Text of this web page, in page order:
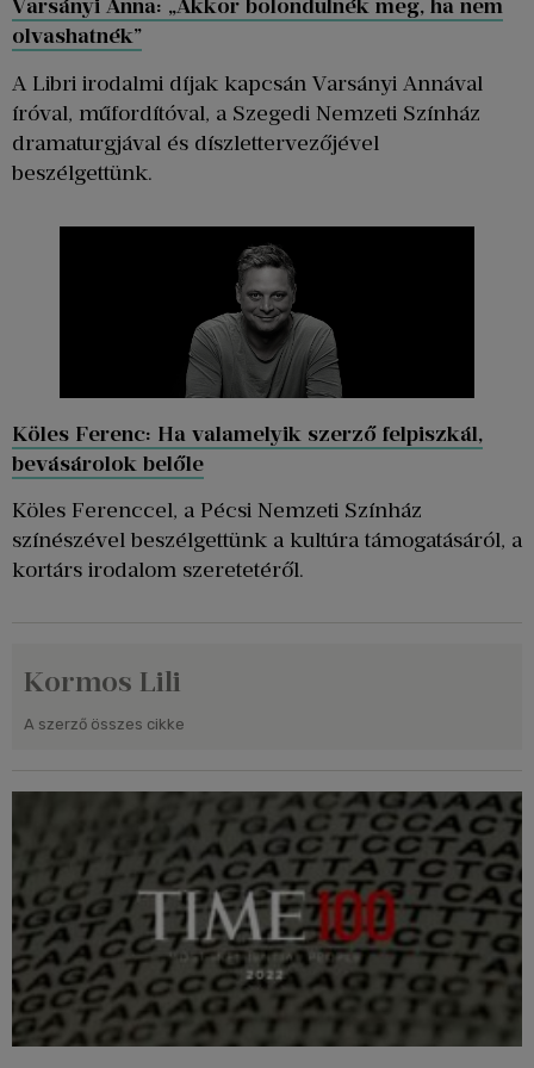
Varsányi Anna: „Akkor bolondulnék meg, ha nem
olvashatnék”
A Libri irodalmi díjak kapcsán Varsányi Annával
íróval, műfordítóval, a Szegedi Nemzeti Színház
dramaturgjával és díszlettervezőjével
beszélgettünk.
Köles Ferenc: Ha valamelyik szerző felpiszkál,
bevásárolok belőle
Köles Ferenccel, a Pécsi Nemzeti Színház
színészével beszélgettünk a kultúra támogatásáról, a
kortárs irodalom szeretetéről.
Kormos Lili
A szerző összes cikke